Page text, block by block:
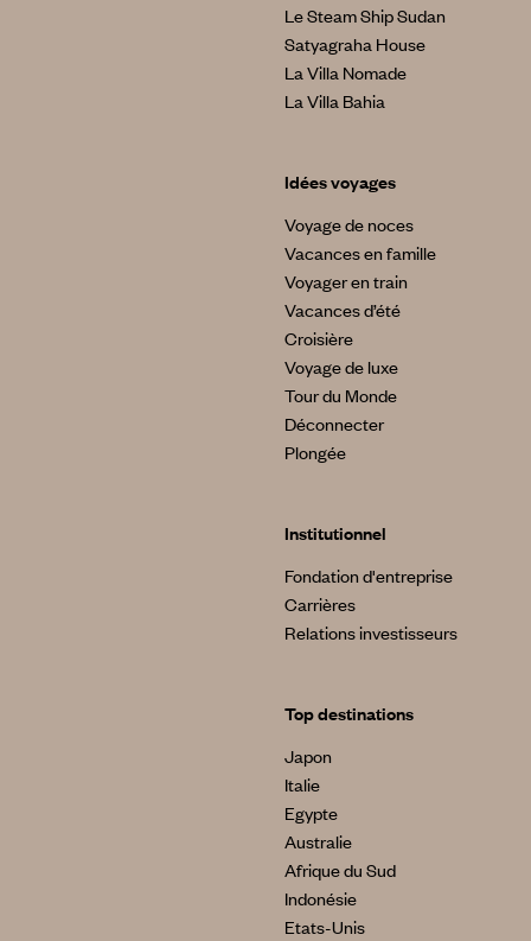
Le Steam Ship Sudan
Satyagraha House
La Villa Nomade
La Villa Bahia
Idées voyages
Voyage de noces
Vacances en famille
Voyager en train
Vacances d’été
Croisière
Voyage de luxe
Tour du Monde
Déconnecter
Plongée
Institutionnel
Fondation d'entreprise
Carrières
Relations investisseurs
Top destinations
Japon
Italie
Egypte
Australie
Afrique du Sud
Indonésie
Etats-Unis